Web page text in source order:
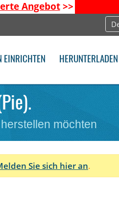
Angebot>>
EINRICHTEN HERUNTERLADEN
möchten
Sie sich hier an.